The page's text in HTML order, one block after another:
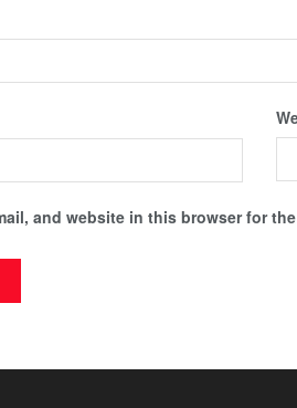
and website in this browser for